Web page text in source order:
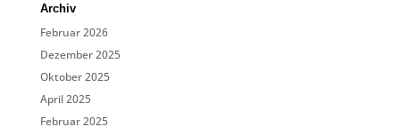
Archiv
Februar 2026
Dezember 2025
Oktober 2025
April 2025
Februar 2025